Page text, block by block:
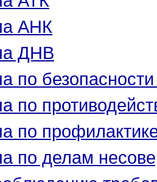
АНК
ДНВ
по
по
по
по делам